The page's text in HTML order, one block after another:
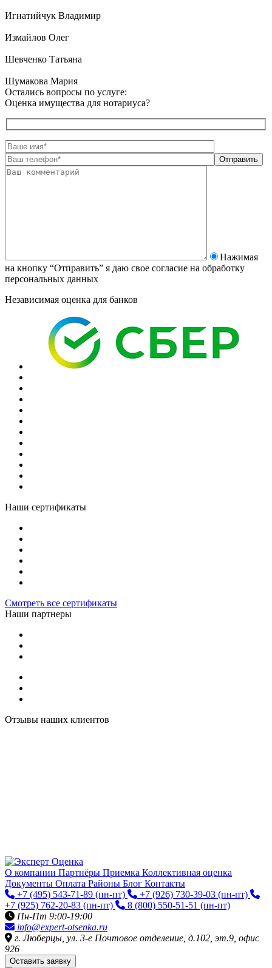
Игнатийчук Владимир
Измайлов Олег
Шевченко Татьяна
Шумакова Мария
Остались вопросы по услуге:
Оценка имущества для нотариуса?
Нажимая
на кнопку “Отправить” я даю свое согласие на обработку
персональных данных
Независимая оценка для банков
Наши сертификаты
Смотреть все сертификаты
Наши партнеры
Отзывы наших клиентов
О компании Партнёры Приемка Коллективная оценка
Документы Оплата Районы Блог Контакты
+7 (495) 543-71-89 (пн-пт) +7 (926) 730-39-03 (пн-пт)
+7 (925) 762-20-83 (пн-пт) 8 (800) 550-51-51 (пн-пт)
Пн-Пт 9:00-19:00
info@expert-otsenka.ru
г. Люберцы, ул. 3-е Почтовое отделение, д.102, эт.9, офис
926
Оставить заявку